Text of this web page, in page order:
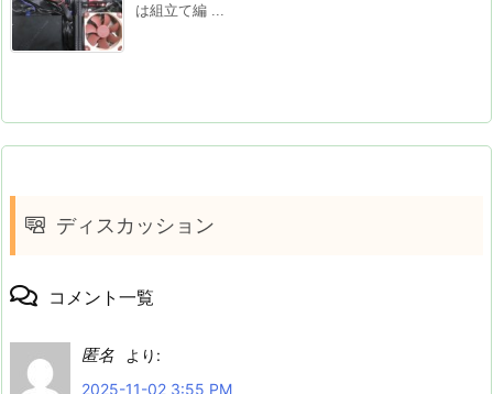
は組立て編 ...
ディスカッション
コメント一覧
匿名
より:
2025-11-02 3:55 PM